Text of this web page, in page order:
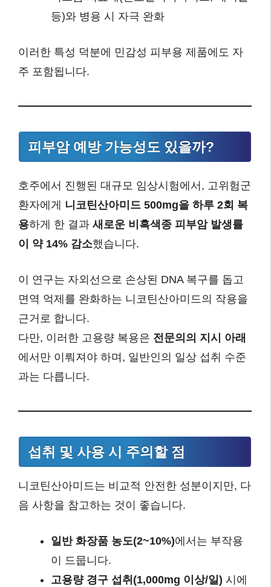
등)와 병용 시 자극 완화
이러한 특성 덕분에 민감성 피부용 제품에도 자
주 포함됩니다.
피부암 예방 가능성도 있을까?
호주에서 진행된 대규모 임상시험에서, 고위험군
환자에게 니코틴산아미드 500mg을 하루 2회 복
용하게 한 결과 새로운 비흑색종 피부암 발생률
이 약 14% 감소했습니다.
이 연구는 자외선으로 손상된 DNA 복구를 돕고
면역 억제를 완화하는 니코틴산아미드의 작용을
근거로 합니다.
다만, 이러한 고용량 복용은 전문의의 지시 아래
에서만 이뤄져야 하며, 일반인의 일상 섭취 수준
과는 다릅니다.
섭취 및 사용 시 주의할 점
니코틴산아미드는 비교적 안전한 성분이지만, 다
음 사항을 참고하는 것이 좋습니다.
일반 화장품 농도(2~10%)에서는 부작용
이 드뭅니다.
고용량 경구 섭취(1,000mg 이상/일) 시에